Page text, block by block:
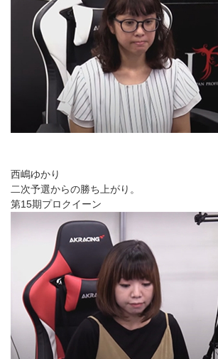
西嶋ゆかり
二次予選からの勝ち上がり。
第15期プロクイーン